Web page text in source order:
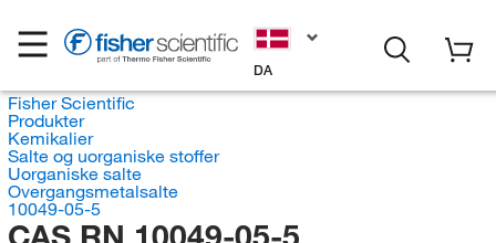
DA
Fisher Scientific
Produkter
Kemikalier
Salte og uorganiske stoffer
Uorganiske salte
Overgangsmetalsalte
10049-05-5